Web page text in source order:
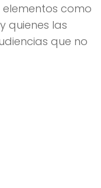
como
quienes las
que no